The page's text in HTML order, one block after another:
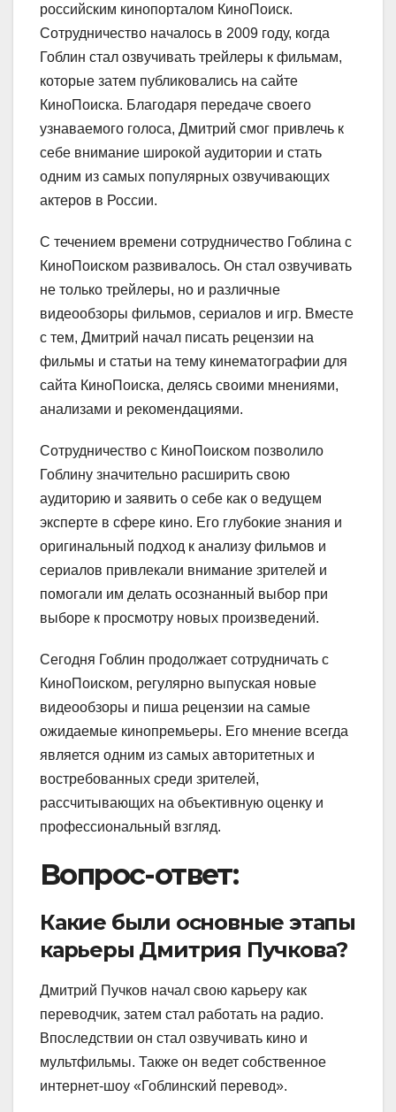
российским кинопорталом КиноПоиск.
Сотрудничество началось в 2009 году, когда
Гоблин стал озвучивать трейлеры к фильмам,
которые затем публиковались на сайте
КиноПоиска. Благодаря передаче своего
узнаваемого голоса, Дмитрий смог привлечь к
себе внимание широкой аудитории и стать
одним из самых популярных озвучивающих
актеров в России.
С течением времени сотрудничество Гоблина с
КиноПоиском развивалось. Он стал озвучивать
не только трейлеры, но и различные
видеообзоры фильмов, сериалов и игр. Вместе
с тем, Дмитрий начал писать рецензии на
фильмы и статьи на тему кинематографии для
сайта КиноПоиска, делясь своими мнениями,
анализами и рекомендациями.
Сотрудничество с КиноПоиском позволило
Гоблину значительно расширить свою
аудиторию и заявить о себе как о ведущем
эксперте в сфере кино. Его глубокие знания и
оригинальный подход к анализу фильмов и
сериалов привлекали внимание зрителей и
помогали им делать осознанный выбор при
выборе к просмотру новых произведений.
Сегодня Гоблин продолжает сотрудничать с
КиноПоиском, регулярно выпуская новые
видеообзоры и пиша рецензии на самые
ожидаемые кинопремьеры. Его мнение всегда
является одним из самых авторитетных и
востребованных среди зрителей,
рассчитывающих на объективную оценку и
профессиональный взгляд.
Вопрос-ответ:
Какие были основные этапы
карьеры Дмитрия Пучкова?
Дмитрий Пучков начал свою карьеру как
переводчик, затем стал работать на радио.
Впоследствии он стал озвучивать кино и
мультфильмы. Также он ведет собственное
интернет-шоу «Гоблинский перевод».